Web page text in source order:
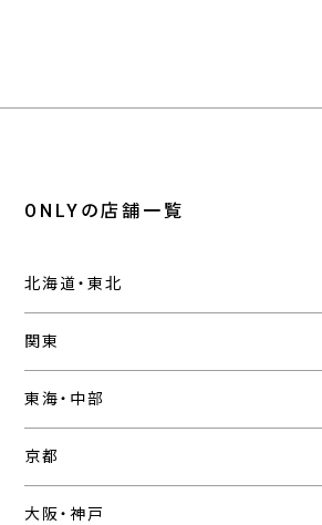
ONLYの店舗一覧
北海道・東北
関東
東海・中部
京都
大阪・神戸